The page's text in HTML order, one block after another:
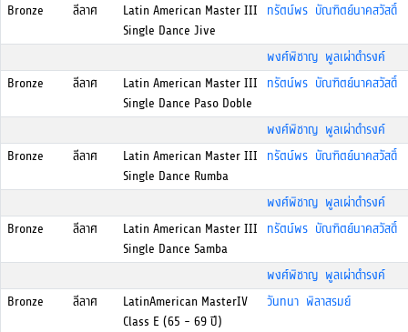
Bronze ลีลาศ
Latin American Master III
Single Dance Jive
ทรัตน์พร บัณฑิตย์นาคสวัสดิ์
พงศ์พิชาญ พูลเผ่าดำรงค์
Bronze
ลีลาศ
Latin American Master III
Single Dance Paso Doble
ทรัตน์พร บัณฑิตย์นาคสวัสดิ์
พงศ์พิชาญ พูลเผ่าดำรงค์
Bronze
ลีลาศ
Latin American Master III
Single Dance Rumba
ทรัตน์พร บัณฑิตย์นาคสวัสดิ์
พงศ์พิชาญ พูลเผ่าดำรงค์
Bronze
ลีลาศ
Latin American Master III
Single Dance Samba
ทรัตน์พร บัณฑิตย์นาคสวัสดิ์
พงศ์พิชาญ พูลเผ่าดำรงค์
Bronze
ลีลาศ
LatinAmerican MasterIV
Class E (65 - 69 ปี)
วันทนา พิลาสรมย์